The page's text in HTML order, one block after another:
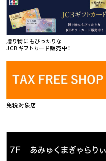
贈り物にもぴったりな
JCBギフトカード販売中！
免税対象店